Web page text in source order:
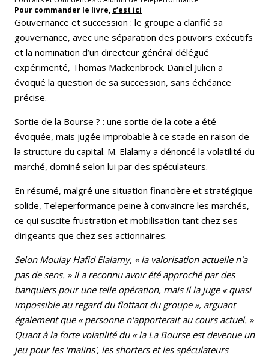
Pour commander le livre, c’est ici
Gouvernance et succession : le groupe a clarifié sa
gouvernance, avec une séparation des pouvoirs exécutifs
et la nomination d’un directeur général délégué
expérimenté, Thomas Mackenbrock. Daniel Julien a
évoqué la question de sa succession, sans échéance
précise.
Sortie de la Bourse ? : une sortie de la cote a été
évoquée, mais jugée improbable à ce stade en raison de
la structure du capital. M. Elalamy a dénoncé la volatilité du
marché, dominé selon lui par des spéculateurs.
En résumé, malgré une situation financière et stratégique
solide, Teleperformance peine à convaincre les marchés,
ce qui suscite frustration et mobilisation tant chez ses
dirigeants que chez ses actionnaires.
Selon Moulay Hafid Elalamy, « la valorisation actuelle n'a
pas de sens. » Il a reconnu avoir été approché par des
banquiers pour une telle opération, mais il la juge « quasi
impossible au regard du flottant du groupe », arguant
également que « personne n'apporterait au cours actuel. »
Quant à la forte volatilité du « la La Bourse est devenue un
jeu pour les 'malins', les shorters et les spéculateurs